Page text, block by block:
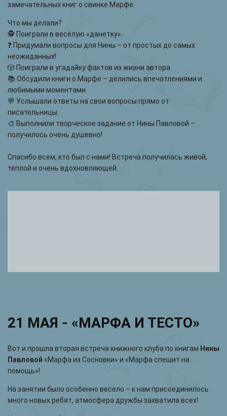
замечательных книг о свинке Марфе.
Что мы делали?
🕵 Поиграли в весёлую «данетку».
❓ Придумали вопросы для Нины – от простых до самых
неожиданных!
🎲 Поиграли в угадайку фактов из жизни автора.
📚 Обсудили книги о Марфе – делились впечатлениями и
любимыми моментами.
💬 Услышали ответы на свои вопросы прямо от
писательницы.
🎨 Выполнили творческое задание от Нины Павловой –
получилось очень душевно!
Спасибо всем, кто был с нами! Встреча получилась живой,
тёплой и очень вдохновляющей.
21 МАЯ - «МАРФА И ТЕСТО»
Вот и прошла вторая встреча книжного клуба по книгам Нины
Павловой «Марфа из Сосновки» и «Марфа спешит на
помощь»!
На занятии было особенно весело – к нам присоединилось
много новых ребят, атмосфера дружбы захватила всех!